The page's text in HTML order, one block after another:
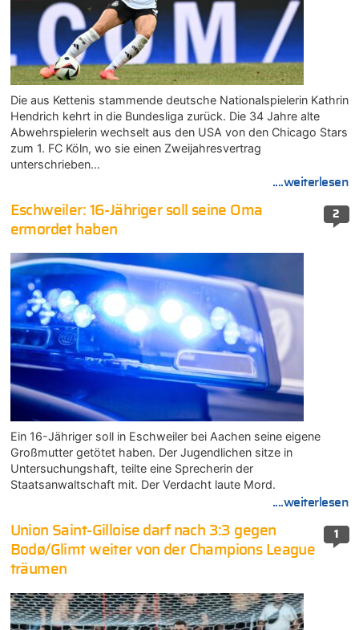
Die aus Kettenis stammende deutsche Nationalspielerin Kathrin
Hendrich kehrt in die Bundesliga zurück. Die 34 Jahre alte
Abwehrspielerin wechselt aus den USA von den Chicago Stars
zum 1. FC Köln, wo sie einen Zweijahresvertrag
unterschrieben…
....weiterlesen
2
Eschweiler: 16-Jähriger soll seine Oma
ermordet haben
Ein 16-Jähriger soll in Eschweiler bei Aachen seine eigene
Großmutter getötet haben. Der Jugendlichen sitze in
Untersuchungshaft, teilte eine Sprecherin der
Staatsanwaltschaft mit. Der Verdacht laute Mord.
....weiterlesen
1
Union Saint-Gilloise darf nach 3:3 gegen
Bodø/Glimt weiter von der Champions League
träumen